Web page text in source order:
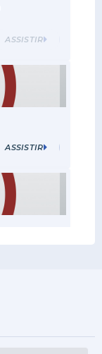
ASSISTIR
ASSISTIR